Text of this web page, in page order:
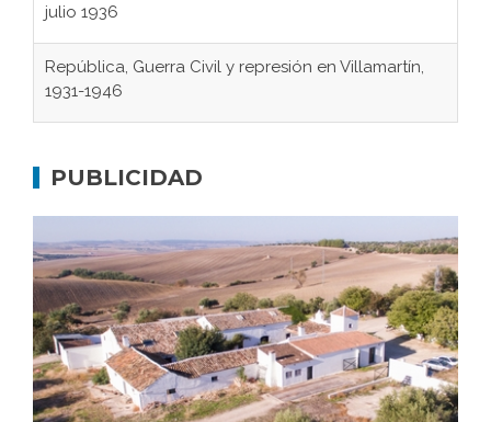
julio 1936
República, Guerra Civil y represión en Villamartín,
1931-1946
concentración nazis
Bornos
El Frente Popular. Ubrique, febrero-julio 1936
Juntar las letras. La alfabetización en el campo: del
afán de saber a la autogestión
PUBLICIDAD